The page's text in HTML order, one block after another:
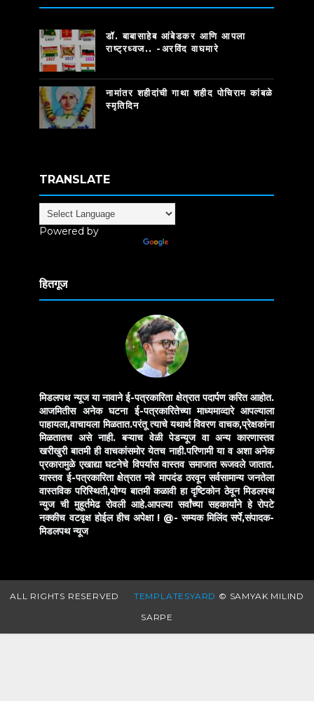
डॉ. बाबासाहेब आंबेडकर आणि आपला
राष्ट्रध्वज.. -अरविंद वाघमारे
नामांतर शहीदांची गाथा शहीद पोचिराम कांबळे
स्मृतिदिन
TRANSLATE
Powered by
हितगूज
मिडलपथ न्यूज या नावाने ई-पत्रकारिता क्षेत्रात पदार्पण करित आहोत.
आजमितीस अनेक घटना ई-पत्रकारितेच्या माध्यमाव्दारे आपल्याला
पाहायला,वाचायला मिळतात.परंतू त्याचे यथार्थ विवरण वाचक,प्रेक्षकांना
मिळतातच असे नाही. बऱ्याच वेळी पेडन्यूज वा अन्य कारणास्तव
खरीखुरी बातमी ही वाचकांसमोर येतच नाही.परिणामी या व अशा अनेक
प्रकारामुळे एखाद्या घटनेचे विपर्यास वास्तव समाजात रूजवले जातात.
यास्तव ई-पत्रकारिता क्षेत्रात नवे मापदंड ठरवून सर्वसामान्य जनतेला
वास्तविक परिस्थिती,योग्य बातमी कळावी हा दृष्टिकोन ठेवून मिडलपथ
न्युज ची मुहूर्तमेढ रोवली आहे.आपल्या सर्वांच्या सहकार्यांने हे रोपटे
नक्कीच वटवृक्ष होईल हीच अपेक्षा ! @- सम्यक मिलिंद सर्पे,संपादक-
मिडलपथ न्यूज
ALL RIGHTS RESERVED TEMPLATESYARD © SAMYAK MILIND
SARPE